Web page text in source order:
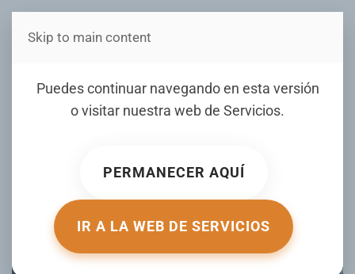
Estás en Telenord Medios
Puedes continuar navegando en esta versión
o visitar nuestra web de Servicios.
PERMANECER AQUÍ
IR A LA WEB DE SERVICIOS
Skip to main content
Ciudadanos muestran
preocupación por falta de
ESCRITO POR NOTICIERO TELENORD EL05 JUNIO 2026